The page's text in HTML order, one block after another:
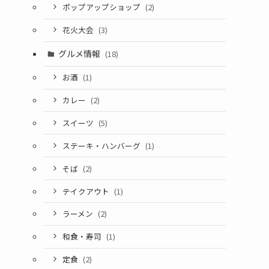
ポップアップショップ (2)
花火大会 (3)
グルメ情報 (18)
お酒 (1)
カレー (2)
スイーツ (5)
ステーキ・ハンバーグ (1)
そば (2)
テイクアウト (1)
ラーメン (2)
和食・寿司 (1)
定食 (2)